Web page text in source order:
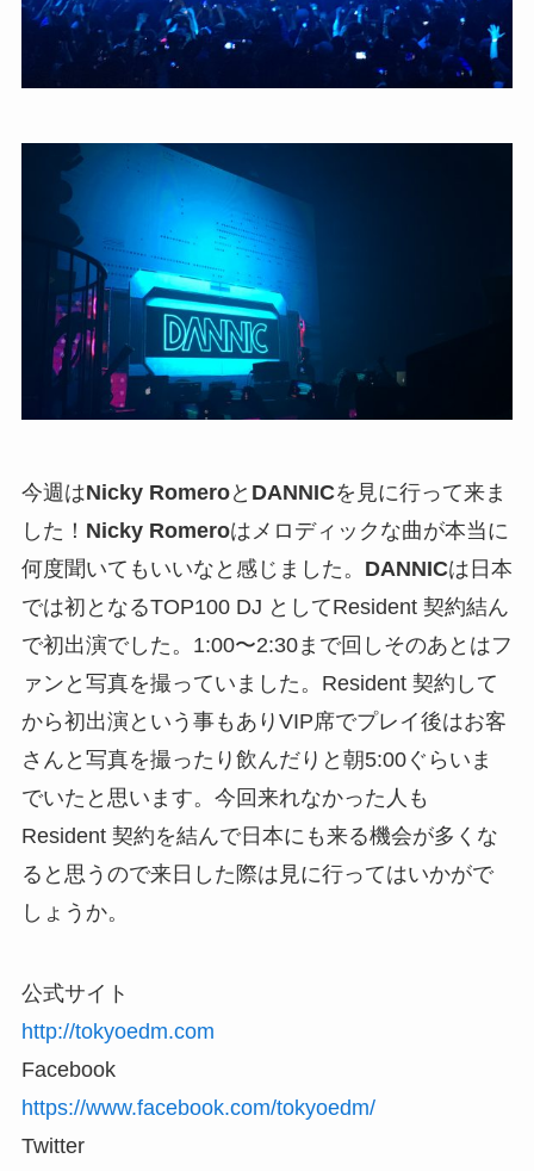
今週はNicky Romeroと DANNICを見に行って来ま
した！ Nicky Romeroはメロディックな曲が本当に
何度聞いてもいいなと感じました。 DANNICは日本
では初となるTOP100 DJ としてResident 契約結ん
で初出演でした。1:00〜2:30まで回しそのあとはフ
ァンと写真を撮っていました。Resident 契約して
から初出演という事もありVIP席でプレイ後はお客
さんと写真を撮ったり飲んだりと朝5:00ぐらいま
でいたと思います。今回来れなかった人も
Resident 契約を結んで日本にも来る機会が多くな
ると思うので来日した際は見に行ってはいかがで
しょうか。
公式サイト
http://tokyoedm.com
Facebook
https://www.facebook.com/tokyoedm/
Twitter